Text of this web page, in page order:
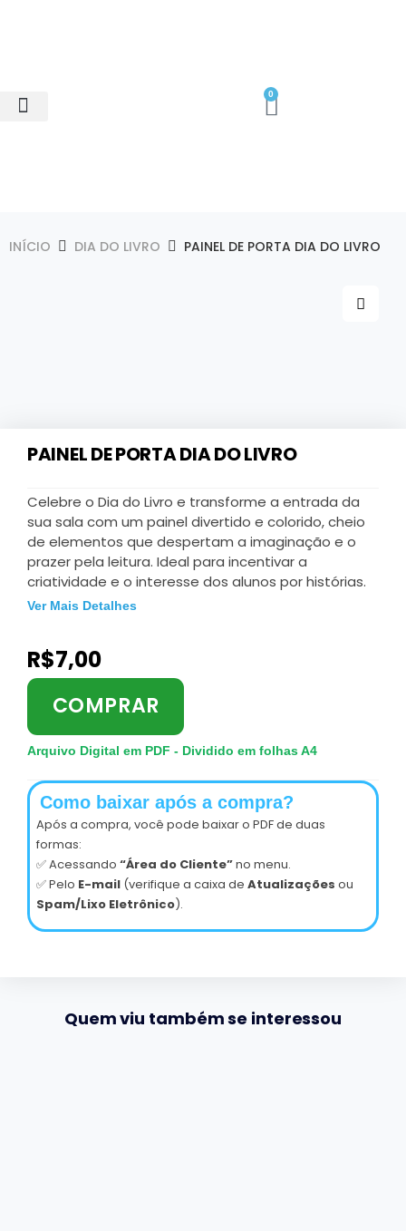
0
INÍCIO DIA DO LIVRO PAINEL DE PORTA DIA DO LIVRO
PAINEL DE PORTA DIA DO LIVRO
Celebre o Dia do Livro e transforme a entrada da
sua sala com um painel divertido e colorido, cheio
de elementos que despertam a imaginação e o
prazer pela leitura. Ideal para incentivar a
criatividade e o interesse dos alunos por histórias.
Ver Mais Detalhes
R$7,00
COMPRAR
Arquivo Digital em PDF - Dividido em folhas A4
Como baixar após a compra?
Após a compra, você pode baixar o PDF de duas
formas:
✅ Acessando “Área do Cliente”no menu.
✅ Pelo E-mail (verifique a caixa de Atualizações ou
Spam/Lixo Eletrônico).
Quem viu também se interessou